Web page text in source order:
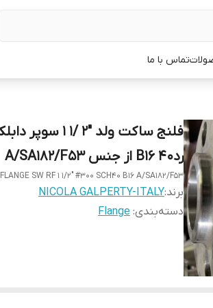
تماس با ما
رد40 B16 از جنس A/SA182/F53
FLANGE SW RF 1 1/2" #300 SCH40 B16 A/SA182/F53
برند:NICOLA GALPERTY-ITALY
دسته‌بندی:
Flange